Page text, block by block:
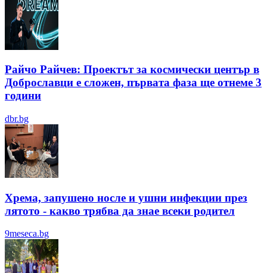
Райчо Райчев: Проектът за космически център в
Доброславци е сложен, първата фаза ще отнеме 3
години
dbr.bg
Хрема, запушено носле и ушни инфекции през
лятотo - какво трябва да знае всеки родител
9meseca.bg